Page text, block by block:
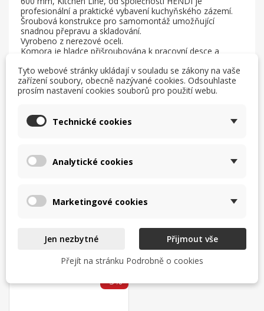
profesionální a praktické vybavení kuchyňského zázemí.
Šroubová konstrukce pro samomontáž umožňující
snadnou přepravu a skladování.
Vyrobeno z nerezové oceli.
Komora je hladce přišroubována k pracovní desce a
Rozměry dřezu: 400x400x(V)250 mm.
Standardní ražba ve spodní části sifonu: ø 50 mm.
Otvor pro baterii: ø 30 mm.
Zadní stěna vysoká 40 mm pro ochranu stěny před
Nohy vyrobené z profilů 40x40 mm.
zajímat
-3%
Tyto webové stránky ukládají v souladu se zákony na vaše
zařízení soubory, obecně nazývané cookies. Odsouhlaste
prosím nastavení cookies souborů pro použití webu.
Technické cookies
Analytické cookies
Marketingové cookies
Jen nezbytné
Přijmout vše
Přejít na stránku Podrobně o cookies